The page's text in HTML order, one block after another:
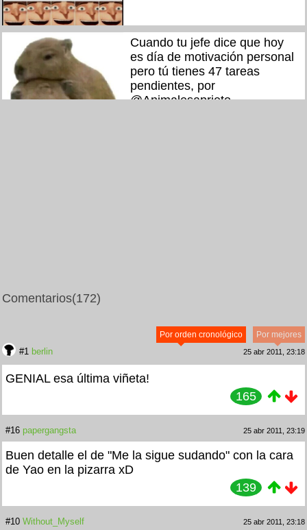
Cuando tu jefe dice que hoy
es día de motivación personal
pero tú tienes 47 tareas
pendientes, por
@Animalesaprieto
Comentarios(172)
Por mejores
Por orden cronológico
#1 berlin 25 abr 2011, 23:18
GENIAL esa última viñeta!
165
#16 papergangsta 25 abr 2011, 23:19
Buen detalle el de "Me la sigue sudando" con la cara
de Yao en la pizarra xD
139
#10 Without_Myself 25 abr 2011, 23:18